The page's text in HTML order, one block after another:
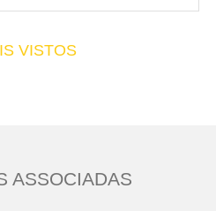
VISTOS
ASSOCIADAS